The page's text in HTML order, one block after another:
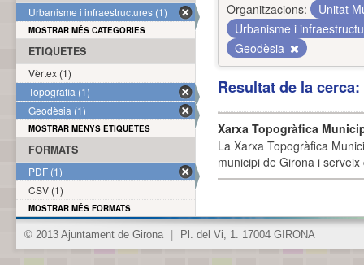
Organitzacions:
Unitat
Urbanisme i
Geodèsia
Resultat de la
Xarxa Topogràfica
La Xarxa Topogràfica
municipi de Girona i
Urbanisme i infraestructures (1)
MOSTRAR MÉS CATEGORIES
ETIQUETES
Vèrtex (1)
Topografia (1)
Geodèsia (1)
MOSTRAR MENYS ETIQUETES
FORMATS
PDF (1)
CSV (1)
MOSTRAR MÉS FORMATS
© 2013 Ajuntament de Girona Pl. del Vi, 1. 17004 GIRONA